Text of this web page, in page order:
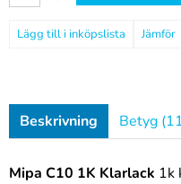
Jämför
Beskrivning Betyg
Mipa C10 1K Klarlack 1k